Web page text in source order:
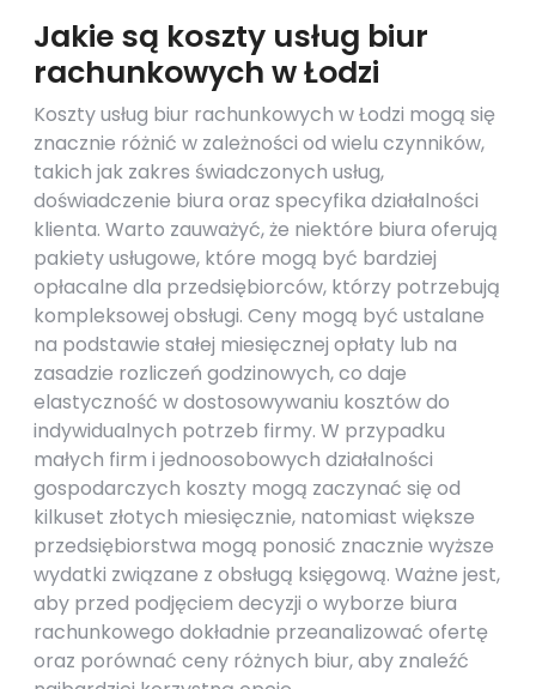
Jakie są koszty usług biur
rachunkowych w Łodzi
Koszty usług biur rachunkowych w Łodzi mogą się
znacznie różnić w zależności od wielu czynników,
takich jak zakres świadczonych usług,
doświadczenie biura oraz specyfika działalności
klienta. Warto zauważyć, że niektóre biura oferują
pakiety usługowe, które mogą być bardziej
opłacalne dla przedsiębiorców, którzy potrzebują
kompleksowej obsługi. Ceny mogą być ustalane
na podstawie stałej miesięcznej opłaty lub na
zasadzie rozliczeń godzinowych, co daje
elastyczność w dostosowywaniu kosztów do
indywidualnych potrzeb firmy. W przypadku
małych firm i jednoosobowych działalności
gospodarczych koszty mogą zaczynać się od
kilkuset złotych miesięcznie, natomiast większe
przedsiębiorstwa mogą ponosić znacznie wyższe
wydatki związane z obsługą księgową. Ważne jest,
aby przed podjęciem decyzji o wyborze biura
rachunkowego dokładnie przeanalizować ofertę
oraz porównać ceny różnych biur, aby znaleźć